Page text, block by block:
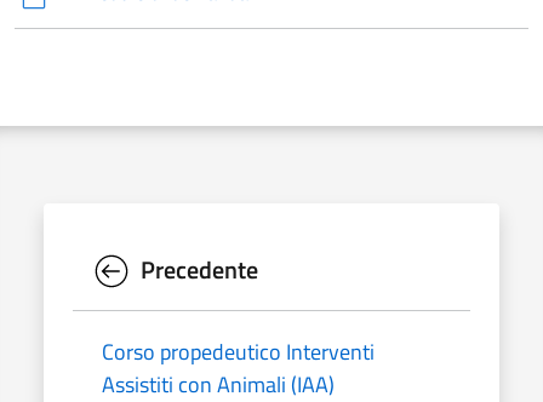
Precedente
Corso propedeutico Interventi
Assistiti con Animali (IAA)